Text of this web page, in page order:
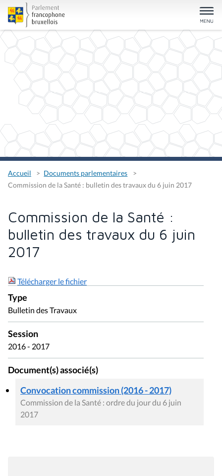
Accueil
Documents parlementaires
Commission de la Santé : bulletin des travaux du 6 juin 2017
Commission de la Santé :
bulletin des travaux du 6 juin
2017
Télécharger le fichier
Type
Bulletin des Travaux
Session
2016 - 2017
Document(s) associé(s)
Convocation commission (2016 - 2017)
Commission de la Santé : ordre du jour du 6 juin
2017